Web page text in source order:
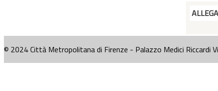
© 2024 Città Metropolitana di Firenze - Palazzo Medici Riccardi